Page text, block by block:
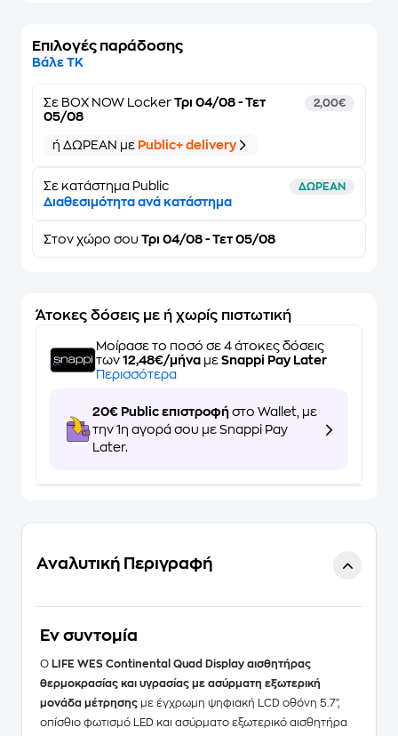
Επιλογές παράδοσης
Βάλε ΤΚ
Σε BOX NOW Locker Τρι 04/08 - Τετ
05/08
2,00€
ή ΔΩΡΕΑΝ με Public+ delivery
Σε κατάστημα Public ΔΩΡΕΑΝ
Διαθεσιμότητα ανά κατάστημα
Στον χώρο σου Τρι 04/08 - Τετ 05/08
Άτοκες δόσεις με ή χωρίς πιστωτική
Μοίρασε το ποσό σε 4 άτοκες δόσεις
των 12,48€/μήνα με Snappi Pay Later
Περισσότερα
20€ Public επιστροφή στο Wallet, με
την 1η αγορά σου με Snappi Pay
Later.
Αναλυτική Περιγραφή
Eν συντομία
Ο LIFE WES Continental Quad Display αισθητήρας
θερμοκρασίας και υγρασίας με ασύρματη εξωτερική
μονάδα μέτρησης με έγχρωμη ψηφιακή LCD οθόνη 5.7",
οπίσθιο φωτισμό LED και ασύρματο εξωτερικό αισθητήρα